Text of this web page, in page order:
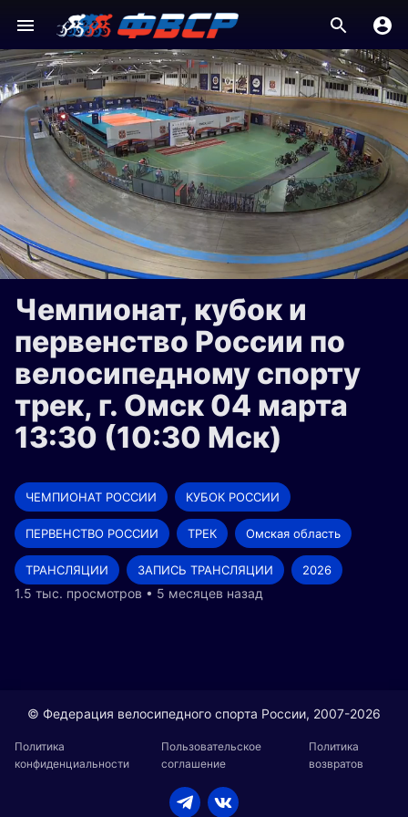
Чемпионат, кубок и
первенство России по
велосипедному спорту
трек, г. Омск 04 марта
13:30 (10:30 Мск)
ЧЕМПИОНАТ РОССИИ КУБОК РОССИИ
ПЕРВЕНСТВО РОССИИ ТРЕК Омская область
ТРАНСЛЯЦИИ ЗАПИСЬ ТРАНСЛЯЦИИ 2026
1.5 тыс. просмотров • 5 месяцев назад
© Федерация велосипедного спорта России, 2007-2026
Политика
конфиденциальности
Пользовательское
соглашение
Политика
возвратов